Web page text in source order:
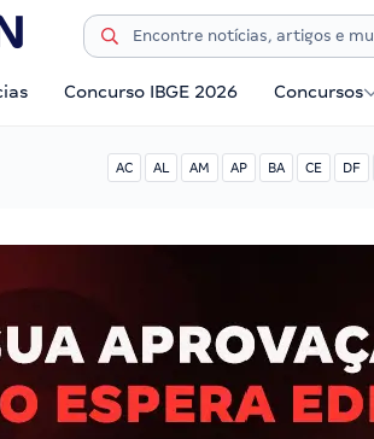
Concurso IBGE 2026 Concursos
AC AL AM AP BA CE DF